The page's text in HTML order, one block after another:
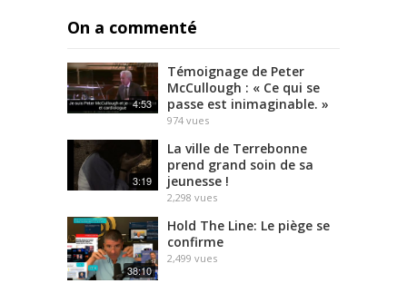
On a commenté
4:53
Témoignage de Peter
McCullough : « Ce qui se
passe est inimaginable. »
974 vues
3:19
La ville de Terrebonne
prend grand soin de sa
jeunesse !
2,298 vues
38:10
Hold The Line: Le piège se
confirme
2,499 vues